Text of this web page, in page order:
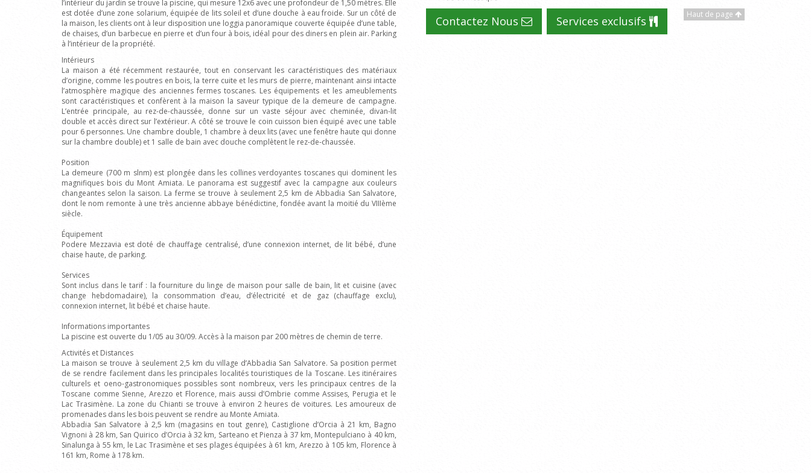
l’intérieur du jardin se trouve la piscine, qui mesure 12x6 avec une profondeur de 1,50 mètres. Elle
est dotée d’une zone solarium, équipée de lits soleil et d’une douche à eau froide. Sur un côté de
la maison, les clients ont à leur disposition une loggia panoramique couverte équipée d’une table,
de chaises, d’un barbecue en pierre et d’un four à bois, idéal pour des diners en plein air. Parking
à l’intérieur de la propriété.
Intérieurs
La maison a été récemment restaurée, tout en conservant les caractéristiques des matériaux
d’origine, comme les poutres en bois, la terre cuite et les murs de pierre, maintenant ainsi intacte
l’atmosphère magique des anciennes fermes toscanes. Les équipements et les ameublements
sont caractéristiques et confèrent à la maison la saveur typique de la demeure de campagne.
L’entrée principale, au rez-de-chaussée, donne sur un vaste séjour avec cheminée, divan-lit
double et accès direct sur l’extérieur. A côté se trouve le coin cuisson bien équipé avec une table
pour 6 personnes. Une chambre double, 1 chambre à deux lits (avec une fenêtre haute qui donne
sur la chambre double) et 1 salle de bain avec douche complètent le rez-de-chaussée.
Position
La demeure (700 m slnm) est plongée dans les collines verdoyantes toscanes qui dominent les
magnifiques bois du Mont Amiata. Le panorama est suggestif avec la campagne aux couleurs
changeantes selon la saison. La ferme se trouve à seulement 2,5 km de Abbadia San Salvatore,
dont le nom remonte à une très ancienne abbaye bénédictine, fondée avant la moitié du VIIIème
siècle.
Équipement
Podere Mezzavia est doté de chauffage centralisé, d’une connexion internet, de lit bébé, d’une
chaise haute, de parking.
Services
Sont inclus dans le tarif : la fourniture du linge de maison pour salle de bain, lit et cuisine (avec
change hebdomadaire), la consommation d’eau, d’électricité et de gaz (chauffage exclu),
connexion internet, lit bébé et chaise haute.
Informations importantes
La piscine est ouverte du 1/05 au 30/09. Accès à la maison par 200 mètres de chemin de terre.
Activités et Distances
La maison se trouve à seulement 2,5 km du village d’Abbadia San Salvatore. Sa position permet
de se rendre facilement dans les principales localités touristiques de la Toscane. Les itinéraires
culturels et oeno-gastronomiques possibles sont nombreux, vers les principaux centres de la
Toscane comme Sienne, Arezzo et Florence, mais aussi d’Ombrie comme Assises, Perugia et le
Lac Trasimène. La zone du Chianti se trouve à environ 2 heures de voitures. Les amoureux de
promenades dans les bois peuvent se rendre au Monte Amiata.
Abbadia San Salvatore à 2,5 km (magasins en tout genre), Castiglione d’Orcia à 21 km, Bagno
Vignoni à 28 km, San Quirico d’Orcia à 32 km, Sarteano et Pienza à 37 km, Montepulciano à 40 km,
Sinalunga à 55 km, le Lac Trasimène et ses plages équipées à 61 km, Arezzo à 105 km, Florence à
161 km, Rome à 178 km.
Haut de page
Contactez Nous Services exclusifs